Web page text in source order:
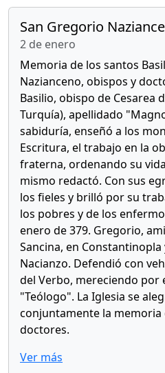
San Gregorio
2 de enero
Memoria de los santos
Nazianceno, obispos y
Basilio, obispo de Cesarea
Turquía), apellidado
sabiduría, enseñó a los
Escritura, el trabajo en la
fraterna, ordenando su
mismo redactó. Con sus
los fieles y brilló por su
los pobres y de los
enero de 379. Gregorio,
Sancina, en
Nacianzo. Defendió con
del Verbo, mereciendo por
"Teólogo". La Iglesia se
conjuntamente la memoria
doctores.
Ver más